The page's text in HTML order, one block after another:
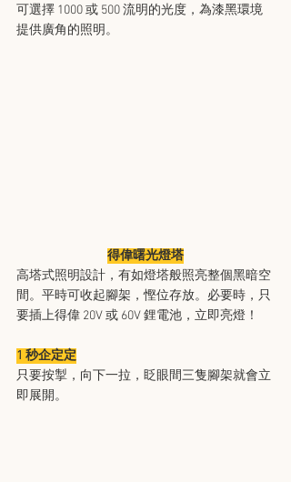
可選擇 1000 或 500 流明的光度，為漆黑環境
提供廣角的照明。
得偉曙光燈塔
高塔式照明設計，有如燈塔般照亮整個黑暗空
間。平時可收起腳架，慳位存放。必要時，只
要插上得偉 20V 或 60V 鋰電池，立即亮燈！
1 秒企定定
​只要按掣，向下一拉，眨眼間三隻腳架就會立
即展開。